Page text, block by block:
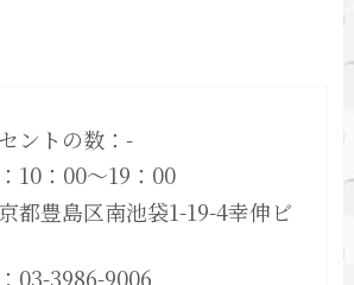
ントの数：-
10：00～19：00
都豊島区南池袋1-19-4幸伸ビ
03-3986-9006